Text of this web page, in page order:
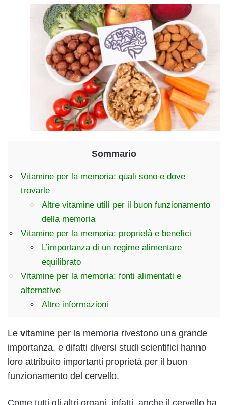
Sommario
Vitamine per la memoria: quali sono e dove
trovarle
Altre vitamine utili per il buon funzionamento
della memoria
Vitamine per la memoria: proprietà e benefici
L’importanza di un regime alimentare
equilibrato
Vitamine per la memoria: fonti alimentati e
alternative
Altre informazioni
Le vitamine per la memoria rivestono una grande
importanza, e difatti diversi studi scientifici hanno
loro attribuito importanti proprietà per il buon
funzionamento del cervello.
Come tutti gli altri organi, infatti, anche il cervello ha